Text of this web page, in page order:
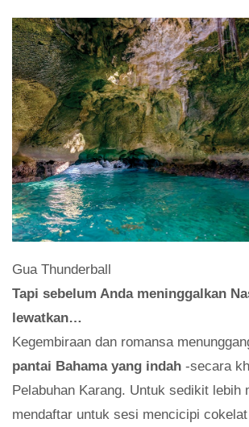
Gua Thunderball
Tapi sebelum Anda meninggalkan
lewatkan…
Kegembiraan dan romansa
pantai Bahama yang indah -secara
Pelabuhan Karang. Untuk sedikit lebih
mendaftar untuk sesi mencicipi